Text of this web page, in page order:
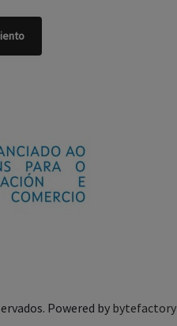
Powered bybytefactory